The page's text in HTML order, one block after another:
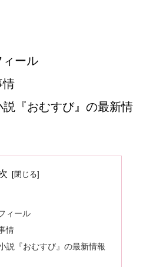
ィール
情
『おむすび』の最新情
ィール
情
説『おむすび』の最新情報